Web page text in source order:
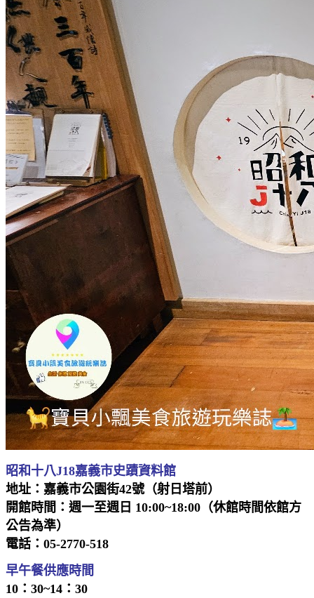
昭和十八J18嘉義市史蹟資料館
地址：嘉義市公園街42號（射日塔前）
開館時間：週一至週日 10:00~18:00（休館時間依館方
公告為準）
電話：05-2770-518
早午餐供應時間
10：30~14：30